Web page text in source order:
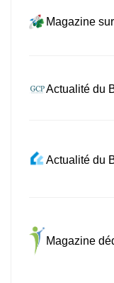
Magazine
Actualité du
Actualité du
Magazine